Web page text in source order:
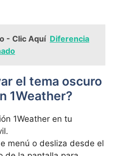
- Clic Aquí Diferencia
el tema oscuro
1Weather?
1Weather en tu
menú o desliza desde el